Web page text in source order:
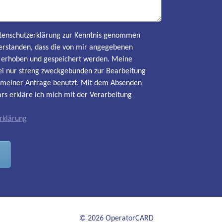
zur Kenntnis genommen
dass die von mir angegebenen
und gespeichert werden. Meine
nur streng zweckgebunden zur Bearbeitung
Anfrage benutzt. Mit dem Absenden
erkläre ich mich mit der Verarbeitung
© 2026 OperatorCARD